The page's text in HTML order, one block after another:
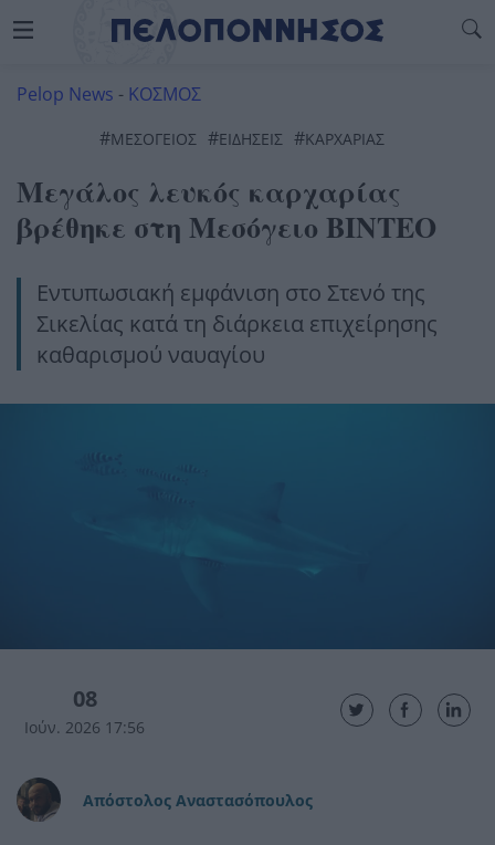
Pelop News - ΚΟΣΜΟΣ
#ΜΕΣΟΓΕΙΟΣ #ΕΙΔΗΣΕΙΣ #ΚΑΡΧΑΡΊΑΣ
Μεγάλος λευκός καρχαρίας
βρέθηκε στη Μεσόγειο ΒΙΝΤΕΟ
Εντυπωσιακή εμφάνιση στο Στενό της
Σικελίας κατά τη διάρκεια επιχείρησης
καθαρισμού ναυαγίου
08
Ιούν. 2026 17:56
Απόστολος Αναστασόπουλος